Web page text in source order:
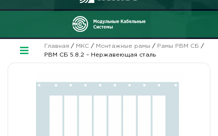
Главная / МКС/ Монтажные рамы / Рамы РВМ СБ /
РВМ СБ 5.8.2 – Нержавеющая сталь